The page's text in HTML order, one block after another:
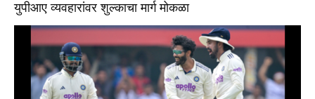
युपीआए व्यवहारांवर शुल्काचा मार्ग मोकळा